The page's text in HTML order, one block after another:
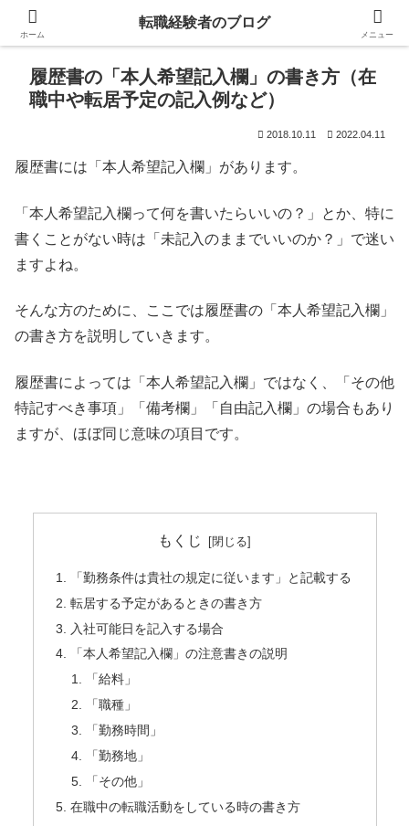
履歴書の「本人希望記入欄」の書き方（在
職中や転居予定の記入例など）
2018.10.11 2022.04.11
履歴書には「本人希望記入欄」があります。
「本人希望記入欄って何を書いたらいいの？」とか、特に
書くことがない時は「未記入のままでいいのか？」で迷い
ますよね。
そんな方のために、ここでは履歴書の「本人希望記入欄」
の書き方を説明していきます。
履歴書によっては「本人希望記入欄」ではなく、「その他
特記すべき事項」「備考欄」「自由記入欄」の場合もあり
ますが、ほぼ同じ意味の項目です。
もくじ
「勤務条件は貴社の規定に従います」と記載する
転居する予定があるときの書き方
入社可能日を記入する場合
「本人希望記入欄」の注意書きの説明
「給料」
「職種」
「勤務時間」
「勤務地」
「その他」
在職中の転職活動をしている時の書き方
ホーム
転職経験者のブログ
メニュー